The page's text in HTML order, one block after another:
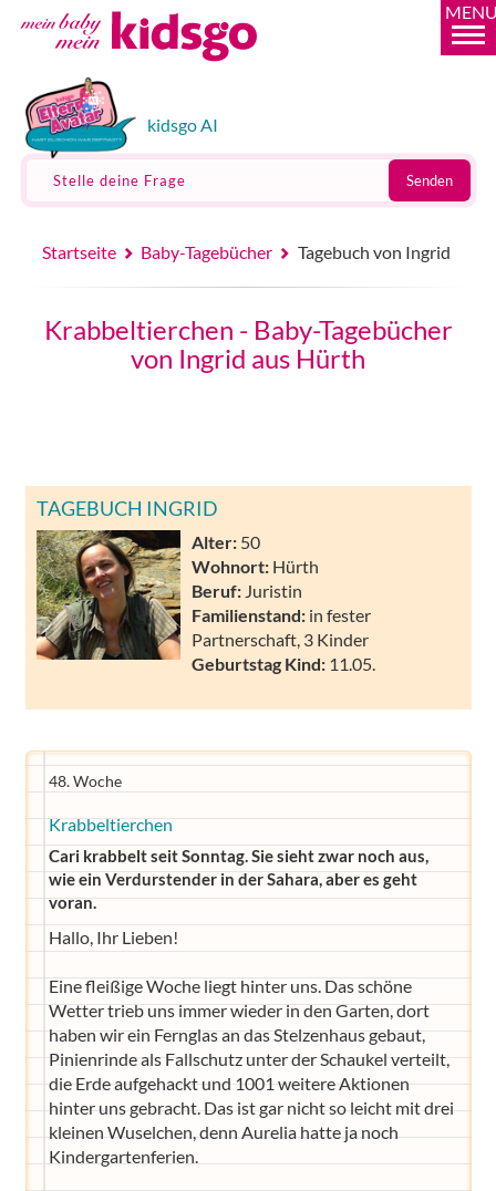
kidsgo AI
Stelle deine Frage Senden
Startseite Baby-Tagebücher Tagebuch von Ingrid
Krabbeltierchen - Baby-Tagebücher
von Ingrid aus Hürth
TAGEBUCH INGRID
Alter: 50
Wohnort: Hürth
Beruf: Juristin
Familienstand: in fester
Partnerschaft, 3 Kinder
Geburtstag Kind: 11.05.
48. Woche
Krabbeltierchen
Cari krabbelt seit Sonntag. Sie sieht zwar noch aus,
wie ein Verdurstender in der Sahara, aber es geht
voran.
Hallo, Ihr Lieben!
Eine fleißige Woche liegt hinter uns. Das schöne
Wetter trieb uns immer wieder in den Garten, dort
haben wir ein Fernglas an das Stelzenhaus gebaut,
Pinienrinde als Fallschutz unter der Schaukel verteilt,
die Erde aufgehackt und 1001 weitere Aktionen
hinter uns gebracht. Das ist gar nicht so leicht mit drei
kleinen Wuselchen, denn Aurelia hatte ja noch
Kindergartenferien.